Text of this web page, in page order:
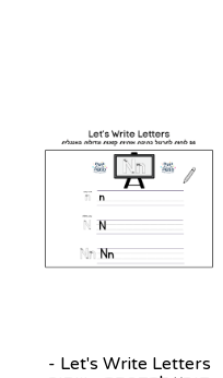
Let's Write Letters -